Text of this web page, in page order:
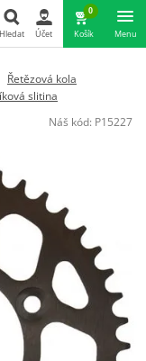
Hledat Účet
0
Košík Menu
Řetězová kola
slitina
Náš kód: P15227